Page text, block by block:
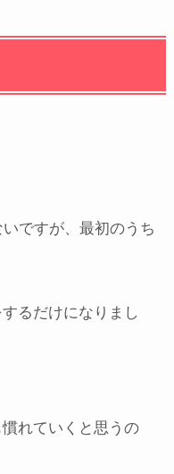
ですが、最初のうち
るだけになりまし
れていくと思うの